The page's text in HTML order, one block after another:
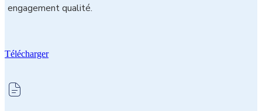
engagement qualité.
Télécharger